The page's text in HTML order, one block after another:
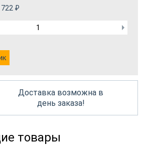
₽
Доставка возможна в
день заказа!
товары